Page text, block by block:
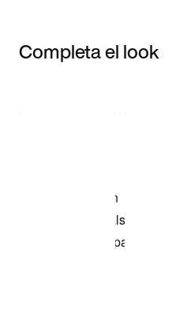
Completa el look